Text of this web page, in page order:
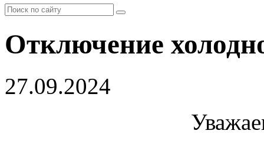
Отключение
27.09.2024